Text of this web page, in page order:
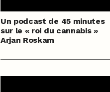
Un podcast de 45 minutes
sur le « roi du cannabis »
Arjan Roskam